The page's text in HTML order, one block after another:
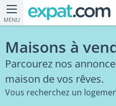
MENU
Maisons à
Parcourez nos
maison de vos rêves.
Vous recherchez un